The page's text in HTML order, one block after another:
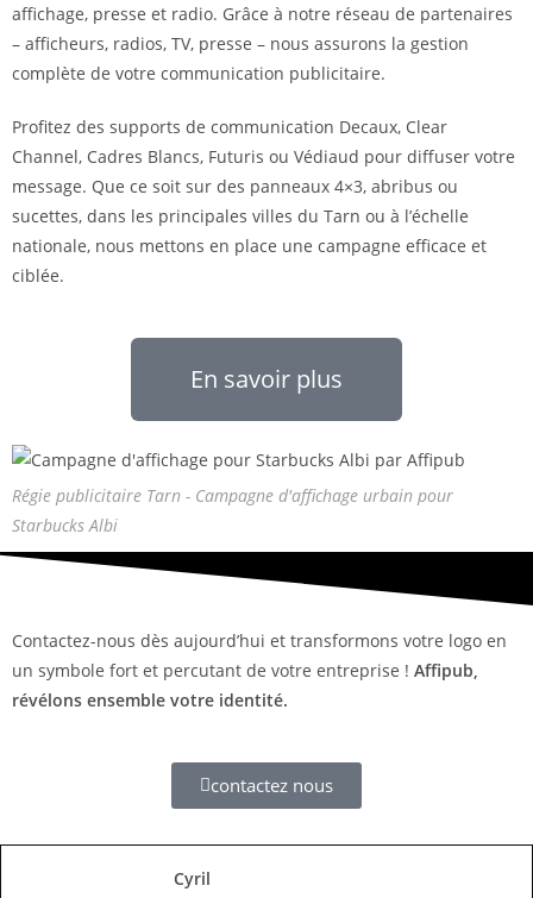
affichage, presse et radio. Grâce à notre réseau de partenaires
– afficheurs, radios, TV, presse – nous assurons la gestion
complète de votre communication publicitaire.
Profitez des supports de communication Decaux, Clear
Channel, Cadres Blancs, Futuris ou Védiaud pour diffuser votre
message. Que ce soit sur des panneaux 4×3, abribus ou
sucettes, dans les principales villes du Tarn ou à l’échelle
nationale, nous mettons en place une campagne efficace et
ciblée.
En savoir plus
Régie publicitaire Tarn - Campagne d'affichage urbain pour
Starbucks Albi
Contactez-nous dès aujourd’hui et transformons votre logo en
un symbole fort et percutant de votre entreprise ! Affipub,
révélons ensemble votre identité.
contactez nous
Cyril